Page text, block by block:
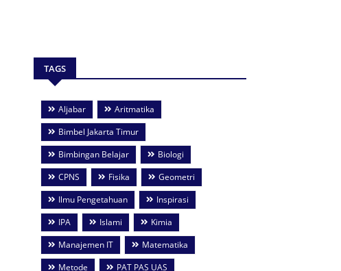
TAGS
Aljabar
Aritmatika
Bimbel Jakarta Timur
Bimbingan Belajar
Biologi
CPNS
Fisika
Geometri
Ilmu Pengetahuan
Inspirasi
IPA
Islami
Kimia
Manajemen IT
Matematika
Metode
PAT PAS UAS